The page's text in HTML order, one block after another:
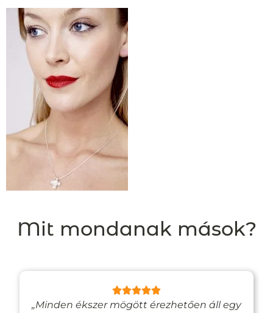
Mit mondanak mások?
„Minden ékszer mögött érezhetően áll egy